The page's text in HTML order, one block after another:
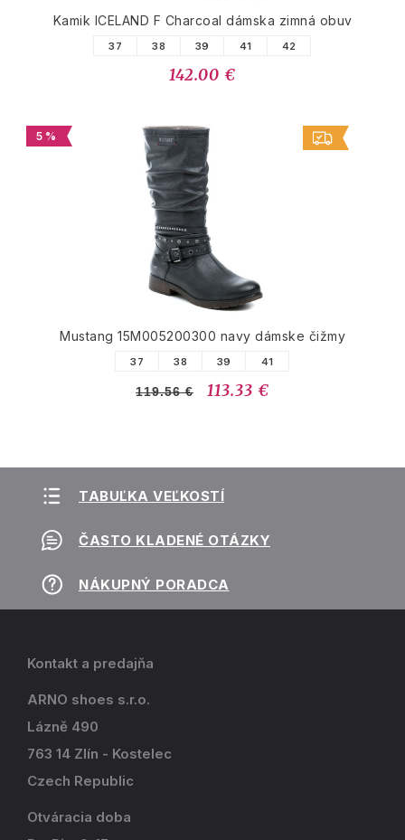
Kamik ICELAND F Charcoal dámska zimná obuv
37 38 39 41 42
142.00 €
5 %
Mustang 15M005200300 navy dámske čižmy
37 38 39 41
119.56 € 113.33 €
TABUĽKA VEĽKOSTÍ
ČASTO KLADENÉ OTÁZKY
NÁKUPNÝ PORADCA
Kontakt a predajňa
ARNO shoes s.r.o.
Lázně 490
763 14 Zlín - Kostelec
Czech Republic
Otváracia doba